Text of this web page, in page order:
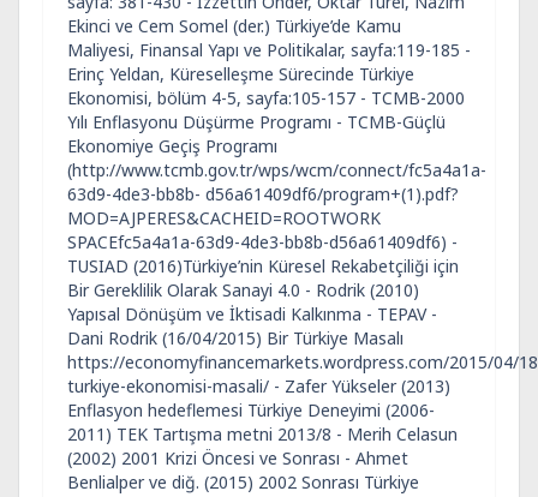
Ekinci ve Cem Somel (der.) Türkiye’de Kamu
Maliyesi, Finansal Yapı ve Politikalar, sayfa:119-185 -
Erinç Yeldan, Küreselleşme Sürecinde Türkiye
Ekonomisi, bölüm 4-5, sayfa:105-157 - TCMB-2000
Yılı Enflasyonu Düşürme Programı - TCMB-Güçlü
Ekonomiye Geçiş Programı
(http://www.tcmb.gov.tr/wps/wcm/connect/fc5a4a1a-
63d9-4de3-bb8b- d56a61409df6/program+(1).pdf?
MOD=AJPERES&CACHEID=ROOTWORK
SPACEfc5a4a1a-63d9-4de3-bb8b-d56a61409df6) -
TUSIAD (2016)Türkiye’nin Küresel Rekabetçiliği için
Bir Gereklilik Olarak Sanayi 4.0 - Rodrik (2010)
Yapısal Dönüşüm ve İktisadi Kalkınma - TEPAV -
Dani Rodrik (16/04/2015) Bir Türkiye Masalı
https://economyfinancemarkets.wordpress.com/2015/04/
turkiye-ekonomisi-masali/ - Zafer Yükseler (2013)
Enflasyon hedeflemesi Türkiye Deneyimi (2006-
2011) TEK Tartışma metni 2013/8 - Merih Celasun
(2002) 2001 Krizi Öncesi ve Sonrası - Ahmet
Benlialper ve diğ. (2015) 2002 Sonrası Türkiye